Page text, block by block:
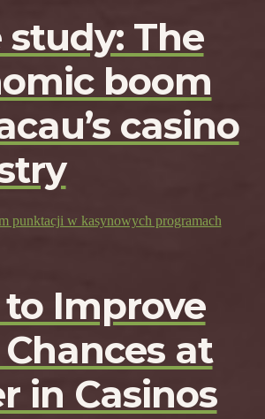
study: The
boom
casino
punktacji w kasynowych programach
Improve
at
in Casinos